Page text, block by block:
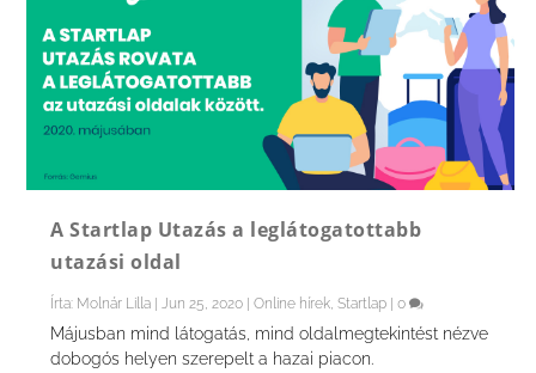
A Startlap Utazás a leglátogatottabb
utazási oldal
Írta: Molnár Lilla |Jun 25, 2020 |Online hírek,Startlap |0
Májusban mind látogatás, mind oldalmegtekintést nézve
dobogós helyen szerepelt a hazai piacon.